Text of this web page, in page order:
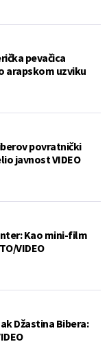
pevačica
arapskom uzviku
povratnički
javnost VIDEO
Kao mini-film
VIDEO
Džastina Bibera: